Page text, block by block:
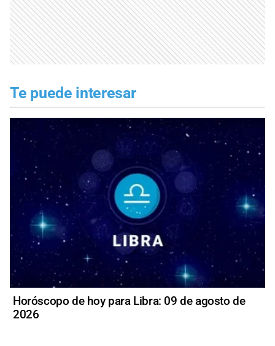
Te puede interesar
Horóscopo de hoy para Libra: 09 de agosto de
2026